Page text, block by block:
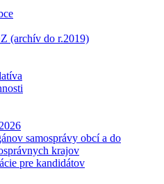
(archív do r.2019)
samosprávy obcí a do
krajov
pre kandidátov